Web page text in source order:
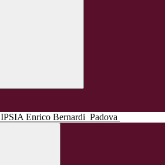
IPSIA Enrico Bernardi Padova